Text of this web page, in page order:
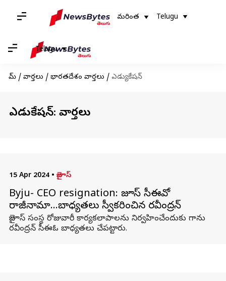
మరింత Telugu
Telugu
హోమ్ / వార్తలు / భారతదేశం వార్తలు / ఎడ్యుకేషన్
ఎడ్యుకేషన్: వార్తలు
15 Apr 2024 • బైజూస్‌
Byju- CEO resignation: బైజూస్ సీఈవో
రాజీనామా...బాధ్యతలు స్వీకరించిన రవీంద్రన్
బైజూస్ సంస్థ రోజువారీ కార్యకలాపాలను నిర్వహించేందుకు గాను
రవీంద్రన్ సీఈఓ బాధ్యతలు చేపట్టారు.